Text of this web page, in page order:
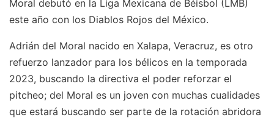
Moral debutó en la Liga Mexicana de Béisbol (LMB)
este año con los Diablos Rojos del México.
Adrián del Moral nacido en Xalapa, Veracruz, es otro
refuerzo lanzador para los bélicos en la temporada
2023, buscando la directiva el poder reforzar el
pitcheo; del Moral es un joven con muchas cualidades
que estará buscando ser parte de la rotación abridora